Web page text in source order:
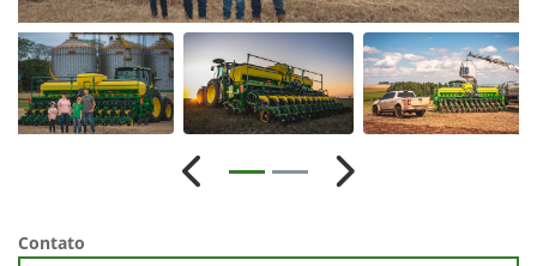
Anterior Próximo
Contato